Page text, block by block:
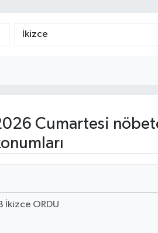
Cumartesi
İkizce ORDU